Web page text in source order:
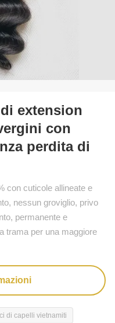
extension
con
perdita di
con cuticole allineate e
nessun groviglio, privo
permanente e
trama per una maggiore
di capelli vietnamiti